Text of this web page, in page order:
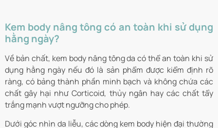
Kem body nâng tông có an toàn khi sử dụng
hằng ngày?
Về bản chất, kem body nâng tông da có thể an toàn khi sử
dụng hằng ngày nếu đó là sản phẩm được kiểm định rõ
ràng, có bảng thành phần minh bạch và không chứa các
chất gây hại như Corticoid, thủy ngân hay các chất tẩy
trắng mạnh vượt ngưỡng cho phép.
Dưới góc nhìn da liễu, các dòng kem body hiện đại thường